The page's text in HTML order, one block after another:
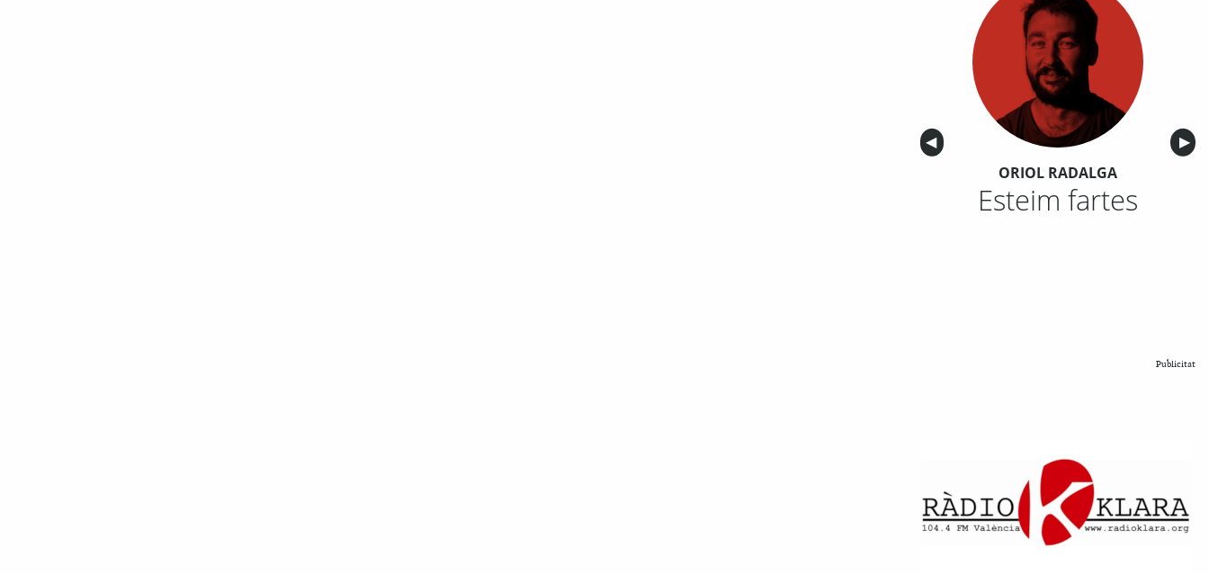
Anterior
◀︎ ▶︎
ORIOL RADALGA
Esteim fartes
Publicitat